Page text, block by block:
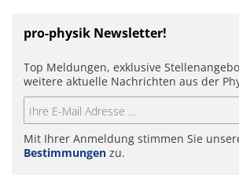
pro-physik Newsletter!
Top Meldungen, exklusive
weitere aktuelle Nachrichten aus der
Mit Ihrer Anmeldung stimmen Sie
Bestimmungen zu.